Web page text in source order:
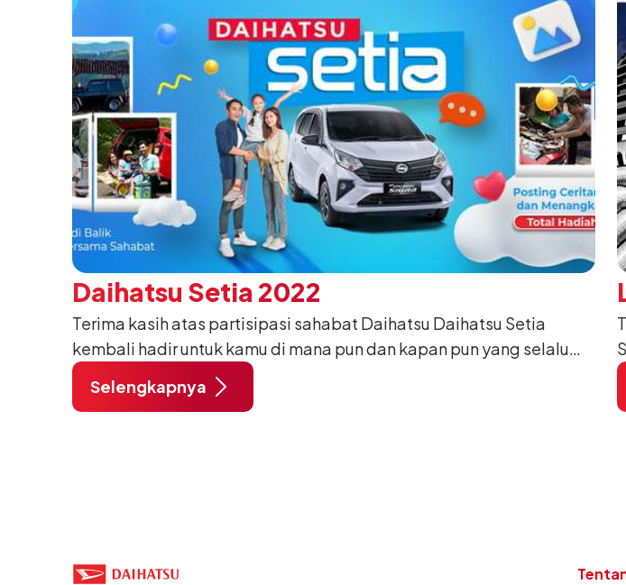
Daihatsu Setia 2022
Terima kasih atas partisipasi sahabat Daihatsu Daihatsu Setia
kembali hadir untuk kamu di mana pun dan kapan pun yang selalu
setia bersama Daihatsu! Untuk mengapresiasi Sahabat yang selalu
setia berke
Selengkapnya